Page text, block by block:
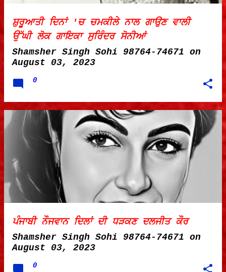
ਸ਼ੁਰੂਆਤੀ ਦਿਨਾਂ 'ਚ ਚਮਕੀਲੇ ਨਾਲ ਗਾਉਣ ਵਾਲੀ
ਉੱਘੀ ਲੋਕ ਗਾਇਕਾ ਸੁਰਿੰਦਰ ਸੋਨੀਆਂ
Shamsher Singh Sohi 98764-74671 on
August 03, 2023
0
ਪੰਜਾਬੀ ਨੌਜਵਾਨ ਦਿਲਾਂ ਦੀ ਧੜਕਣ ਦਲਜੀਤ ਕੌਰ
Shamsher Singh Sohi 98764-74671 on
August 03, 2023
0